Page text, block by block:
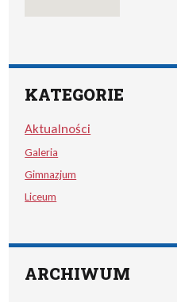
KATEGORIE
Aktualności
Galeria
Gimnazjum
Liceum
ARCHIWUM